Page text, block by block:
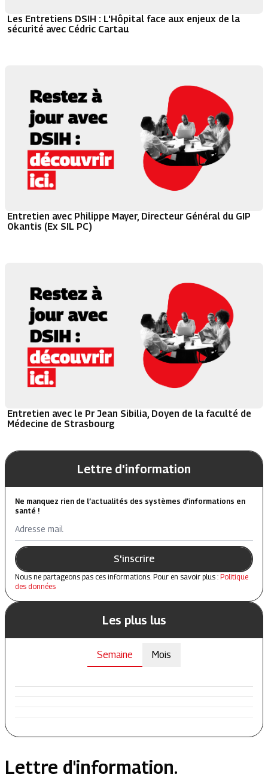
Les Entretiens DSIH : L'Hôpital face aux enjeux de la
sécurité avec Cédric Cartau
Entretien avec Philippe Mayer, Directeur Général du GIP
Okantis (Ex SIL PC)
Entretien avec le Pr Jean Sibilia, Doyen de la faculté de
Médecine de Strasbourg
Lettre d'information
Ne manquez rien de l’actualités des systèmes d’informations en
santé !
Adresse mail
S'inscrire
Nous ne partageons pas ces informations. Pour en savoir plus : Politique
des données
Les plus lus
Semaine Mois
Lettre d'information.